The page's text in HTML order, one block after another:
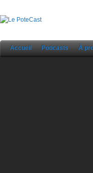
Accueil Podcasts À